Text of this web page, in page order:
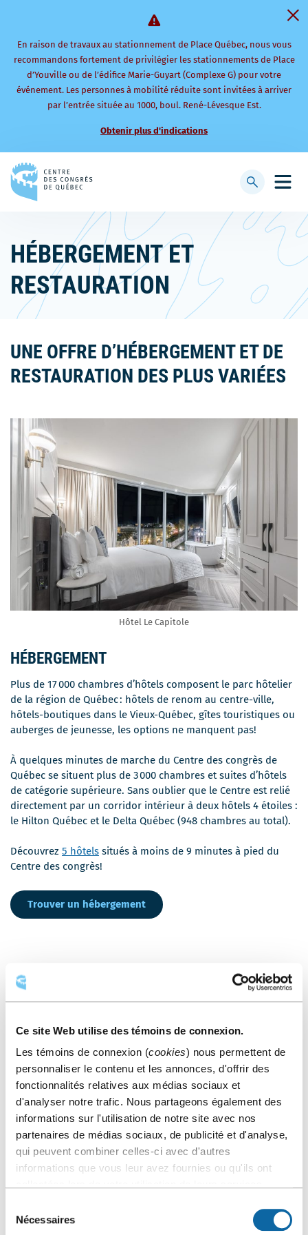
Ce site Web utilise des témoins de connexion.
Les témoins de connexion (cookies) nous permettent de
personnaliser le contenu et les annonces, d'offrir des
fonctionnalités relatives aux médias sociaux et
d'analyser notre trafic. Nous partageons également des
informations sur l'utilisation de notre site avec nos
partenaires de médias sociaux, de publicité et d'analyse,
qui peuvent combiner celles-ci avec d'autres
informations que vous leur avez fournies ou qu'ils ont
Nécessaires
En raison de travaux au stationnement de Place Québec, nous vous
recommandons fortement de privilégier les stationnements de Place
d’Youville ou de l’édifice Marie-Guyart (Complexe G) pour votre
événement. Les personnes à mobilité réduite sont invitées à arriver
par l’entrée située au 1000, boul. René-Lévesque Est.
Obtenir plus d'indications
à
page
d'accueil
menu
Afficher
barre
recherche
HÉBERGEMENT ET
RESTAURATION
UNE OFFRE D’HÉBERGEMENT ET DE
RESTAURATION DES PLUS VARIÉES
Hôtel Le Capitole
HÉBERGEMENT
Plus de 17 000 chambres d’hôtels composent le parc hôtelier
de la région de Québec : hôtels de renom au centre-ville,
hôtels-boutiques dans le Vieux-Québec, gîtes touristiques ou
auberges de jeunesse, les options ne manquent pas!
À quelques minutes de marche du Centre des congrès de
Québec se situent plus de 3 000 chambres et suites d’hôtels
de catégorie supérieure. Sans oublier que le Centre est relié
directement par un corridor intérieur à deux hôtels 4 étoiles :
le Hilton Québec et le Delta Québec (948 chambres au total).
Découvrez 5 hôtels situés à moins de 9 minutes à pied du
Centre des congrès!
Trouver un hébergement
Des dizaines de restaurants pour tous les goûts et toutes les
Chez Boulay